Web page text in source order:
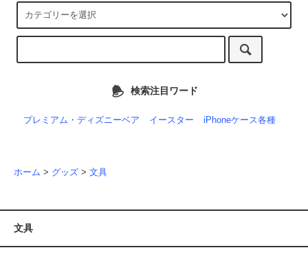
検索注目ワード
プレミアム・ディズニーベア イースター iPhoneケース各種
ホーム > グッズ > 文具
文具